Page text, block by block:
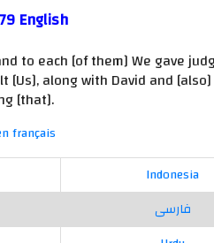
English
to each [of them] We gave
along with David and
[that].
français
Indonesia
فارسی